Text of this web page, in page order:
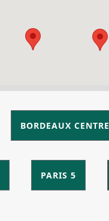
BORDEAUX CENTRE
PARIS 5